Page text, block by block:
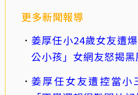
更多新聞報導
姜厚任小24歲女友遭
公小孩」女網友怒揭黑
姜厚任女友遭控當小